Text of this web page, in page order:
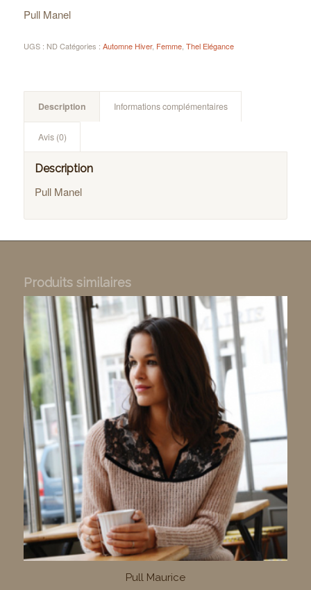
Pull Manel
UGS : ND Catégories : Automne Hiver, Femme, Thel Elégance
Description Informations complémentaires
Avis (0)
Description
Pull Manel
Produits similaires
Pull Maurice